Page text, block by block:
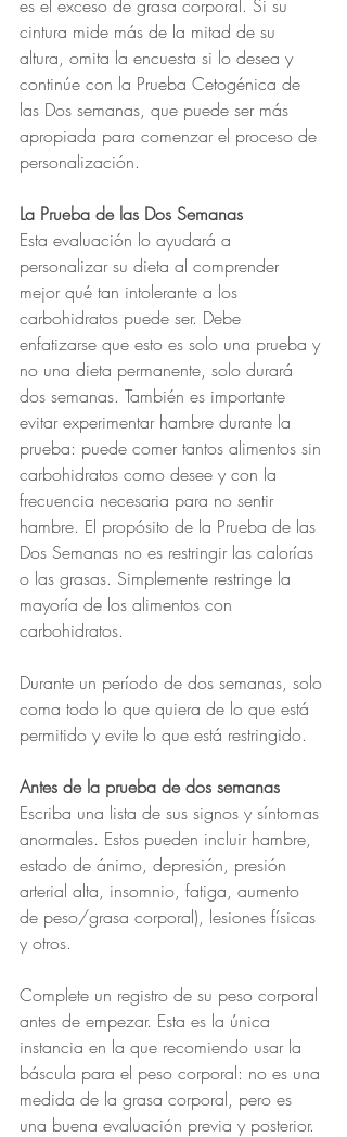
es el exceso de grasa corporal. Si su
cintura mide más de la mitad de su
altura, omita la encuesta si lo desea y
continúe con la Prueba Cetogénica de
las Dos semanas, que puede ser más
apropiada para comenzar el proceso de
personalización.
La Prueba de las Dos Semanas
Esta evaluación lo ayudará a
personalizar su dieta al comprender
mejor qué tan intolerante a los
carbohidratos puede ser. Debe
enfatizarse que esto es solo una prueba y
no una dieta permanente, solo durará
dos semanas. También es importante
evitar experimentar hambre durante la
prueba: puede comer tantos alimentos sin
carbohidratos como desee y con la
frecuencia necesaria para no sentir
hambre. El propósito de la Prueba de las
Dos Semanas no es restringir las calorías
o las grasas. Simplemente restringe la
mayoría de los alimentos con
carbohidratos.
Durante un período de dos semanas, solo
coma todo lo que quiera de lo que está
permitido y evite lo que está restringido.
Antes de la prueba de dos semanas
Escriba una lista de sus signos y síntomas
anormales. Estos pueden incluir hambre,
estado de ánimo, depresión, presión
arterial alta, insomnio, fatiga, aumento
de peso/grasa corporal), lesiones físicas
y otros.
Complete un registro de su peso corporal
antes de empezar. Esta es la única
instancia en la que recomiendo usar la
báscula para el peso corporal: no es una
medida de la grasa corporal, pero es
una buena evaluación previa y posterior.